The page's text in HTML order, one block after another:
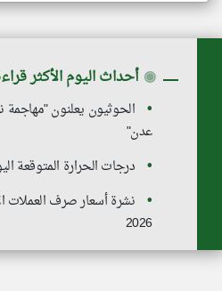
◉ أحداث اليوم الأكثر
الحوثيون يعلنون
عدن"
درجات الحرارة المتوقعة
2026